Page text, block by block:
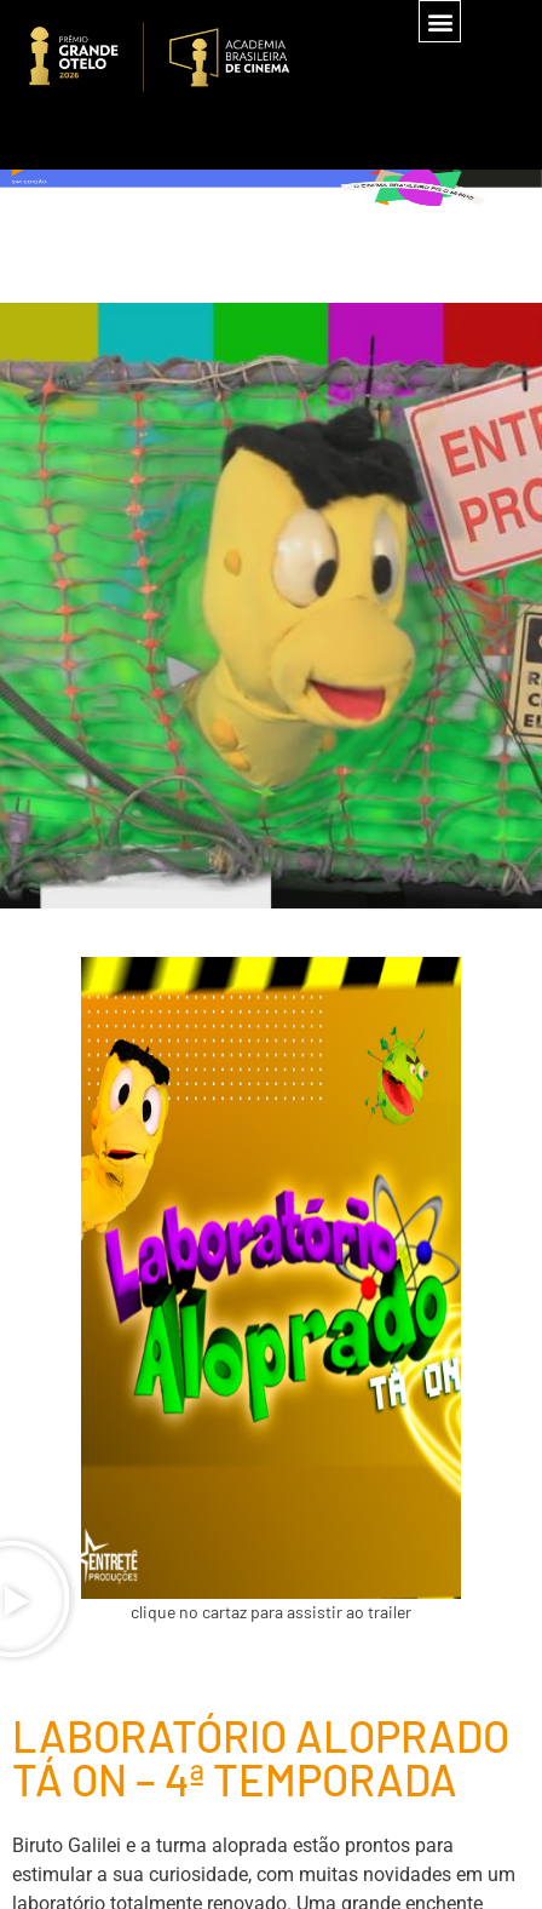
clique no cartaz para assistir ao trailer
LABORATÓRIO ALOPRADO
TÁ ON – 4ª TEMPORADA
Biruto Galilei e a turma aloprada estão prontos para
estimular a sua curiosidade, com muitas novidades em um
laboratório totalmente renovado. Uma grande enchente